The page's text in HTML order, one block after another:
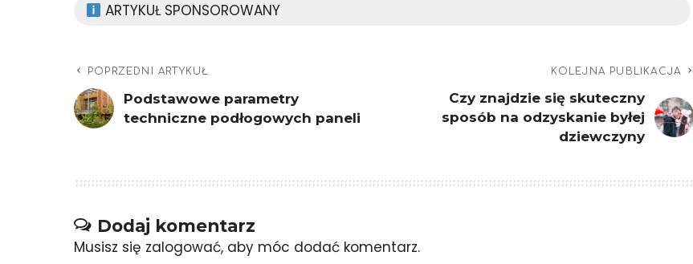
ARTYKUŁ SPONSOROWANY
POPRZEDNI ARTYKUŁ
Podstawowe parametry
techniczne podłogowych paneli
KOLEJNA PUBLIKACJA
Czy znajdzie się skuteczny
sposób na odzyskanie byłej
dziewczyny
Dodaj komentarz
Musisz się zalogować, aby móc dodać komentarz.